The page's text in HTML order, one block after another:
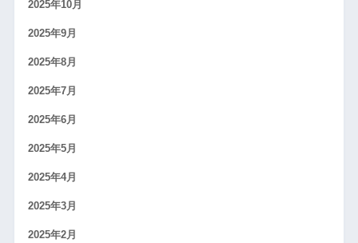
2025年10月
2025年9月
2025年8月
2025年7月
2025年6月
2025年5月
2025年4月
2025年3月
2025年2月